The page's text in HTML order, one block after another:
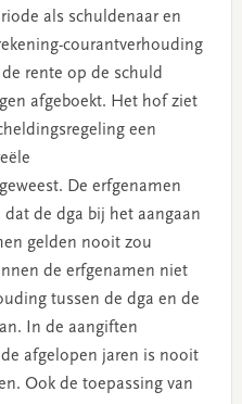
als schuldenaar en
courantverhouding
rente op de schuld
afgeboekt. Het hof ziet
een
De erfgenamen
de dga bij het aangaan
gelden nooit zou
de erfgenamen niet
tussen de dga en de
In de aangiften
afgelopen jaren is nooit
Ook de toepassing van